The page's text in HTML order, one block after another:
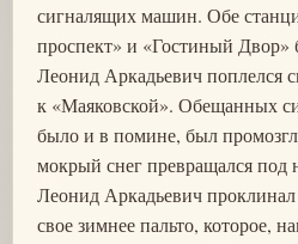
сигналящих машин. Обе
проспект» и «Гостиный
Леонид Аркадьевич поплелся
к «Маяковской». Обещанных
было и в помине, был
мокрый снег превращался
Леонид Аркадьевич
свое зимнее пальто, которое,